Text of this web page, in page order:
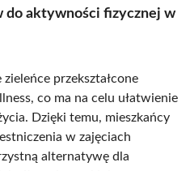
do aktywności fizycznej w
przekształcone
co ma na celu ułatwienie
Dzięki temu, mieszkańcy
w zajęciach
alternatywę dla